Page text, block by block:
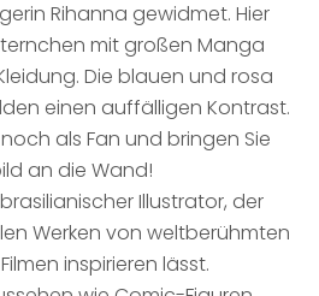
Rihanna gewidmet. Hier
mit großen Manga
Die blauen und rosa
einen auffälligen Kontrast.
als Fan und bringen Sie
an die Wand!
Illustrator, der
Werken von weltberühmten
inspirieren lässt.